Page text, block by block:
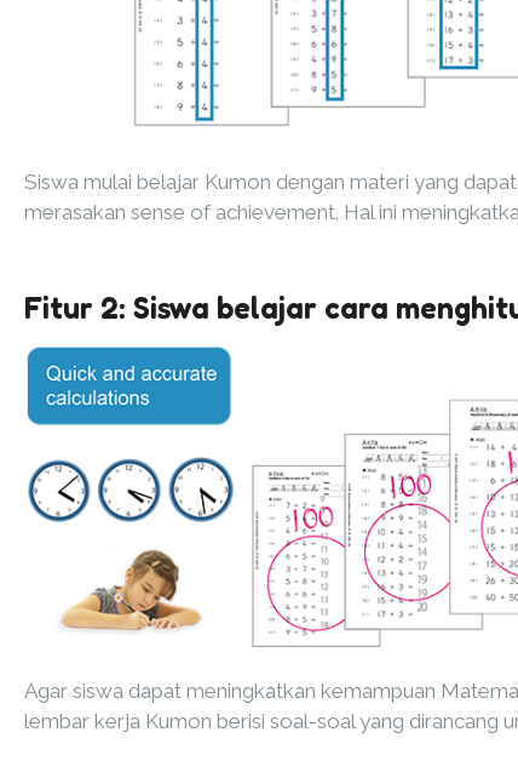
Siswa mulai belajar Kumon dengan materi yang
merasakan sense of achievement. Hal ini
Fitur 2: Siswa belajar cara
Agar siswa dapat meningkatkan kemampuan
lembar kerja Kumon berisi soal-soal yang dirancang